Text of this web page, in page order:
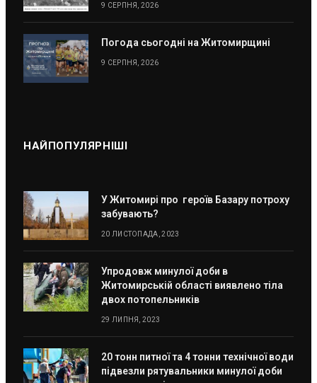
9 СЕРПНЯ, 2026
Погода сьогодні на Житомирщині
9 СЕРПНЯ, 2026
НАЙПОПУЛЯРНІШІ
У Житомирі про героїв Базару потроху
забувають?
20 ЛИСТОПАДА, 2023
Упродовж минулої доби в
Житомирській області виявлено тіла
двох потопельників
29 ЛИПНЯ, 2023
20 тонн питної та 4 тонни технічної води
підвезли рятувальники минулої доби